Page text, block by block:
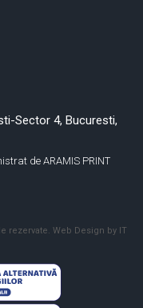
Sector 4, Bucuresti,
de ARAMIS PRINT
rezervate. Web Design by IT